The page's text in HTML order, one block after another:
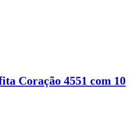
Coração 4551 com 10